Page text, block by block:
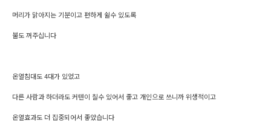
머리가 맑아지는 기분이고 편하게 쉴수 있도록
불도 꺼주십니다
온열침대도 4대가 있었고
다른 사람과 하더라도 커텐이 칠수 있어서 좋고 개인으로 쓰니까 위생적이고
온열효과도 더 집중되어서 좋았습니다